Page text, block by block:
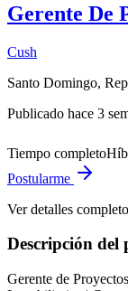
Gerente De
Cush
Santo Domingo,
Publicado hace 3
Tiempo completo
Postularme
Ver detalles
Descripción del
Gerente de